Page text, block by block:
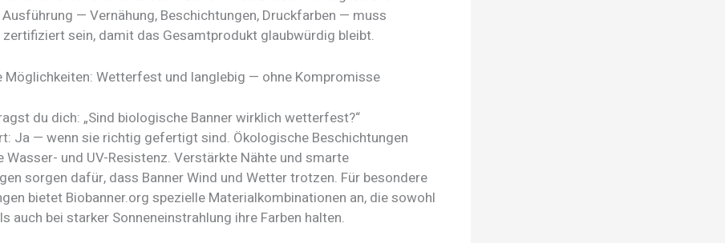
— Vernähung, Beschichtungen, Druckfarben — muss
sein, damit das Gesamtprodukt glaubwürdig bleibt.
Möglichkeiten: Wetterfest und langlebig — ohne Kompromisse
du dich: „Sind biologische Banner wirklich wetterfest?“
Ja — wenn sie richtig gefertigt sind. Ökologische Beschichtungen
Wasser- und UV-Resistenz. Verstärkte Nähte und smarte
sorgen dafür, dass Banner Wind und Wetter trotzen. Für besondere
bietet Biobanner.org spezielle Materialkombinationen an, die sowohl
auch bei starker Sonneneinstrahlung ihre Farben halten.